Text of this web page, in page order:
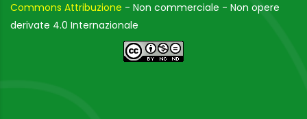
Commons Attribuzione - Non commerciale - Non opere
derivate 4.0 Internazionale